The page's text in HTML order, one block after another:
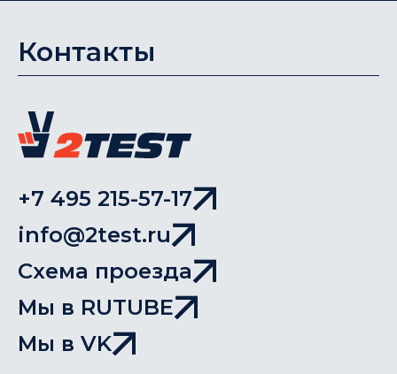
Контакты
+7 495 215-57-17
info@2test.ru
Схема проезда
Мы в RUTUBE
Мы в VK